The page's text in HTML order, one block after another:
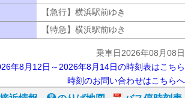
【急行】横浜駅前ゆき
【特急】横浜駅前ゆき
乗車日2026年08月08日
年8月12日～2026年8月14日の時刻表はこちら
時刻のお問い合わせはこちらへ